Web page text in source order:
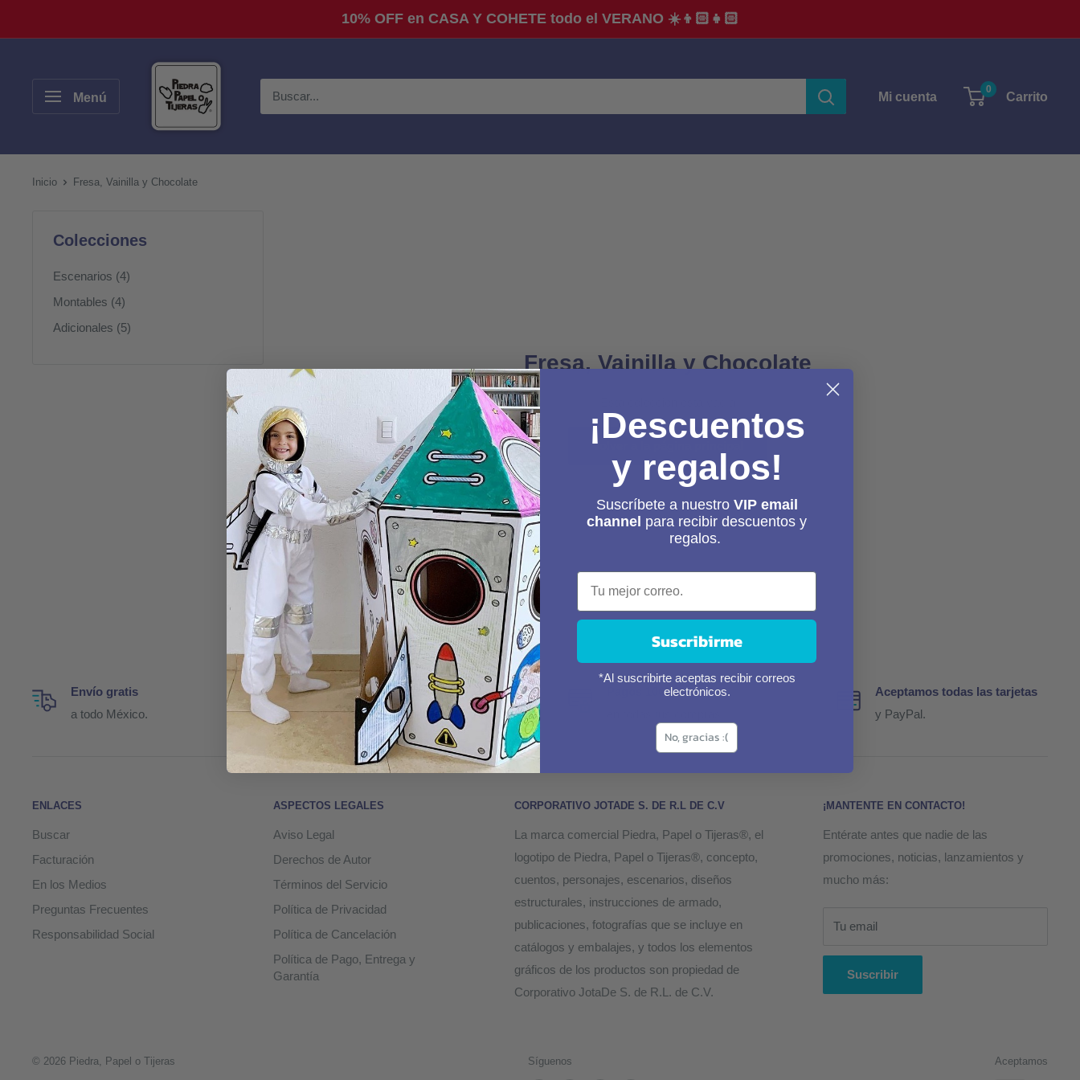
10% OFF en CASA Y COHETE todo el VERANO ☀️👦🏻👧🏻
Menú
Piedra,
Papel
Tijeras
Mi cuenta
0
Carrito
Inicio Fresa, Vainilla y Chocolate
Colecciones
Escenarios (4)
Montables (4)
Adicionales (5)
Fresa, Vainilla y Chocolate
Volver a la página principal
Envío gratis
a todo México.
Entrega segura
de 2 a 7 días hábiles.
Pagos 100% seguros
Aceptamos todas las tarjetas
y PayPal.
ENLACES
Buscar
Facturación
En los Medios
Preguntas Frecuentes
Responsabilidad Social
ASPECTOS LEGALES
Aviso Legal
Derechos de Autor
Términos del Servicio
Política de Privacidad
Política de Cancelación
Política de Pago, Entrega y
Garantía
CORPORATIVO JOTADE S. DE R.L DE C.V
La marca comercial Piedra, Papel o Tijeras®, el
logotipo de Piedra, Papel o Tijeras®, concepto,
cuentos, personajes, escenarios, diseños
estructurales, instrucciones de armado,
publicaciones, fotografías que se incluye en
catálogos y embalajes, y todos los elementos
gráficos de los productos son propiedad de
Corporativo JotaDe S. de R.L. de C.V.
¡MANTENTE EN CONTACTO!
Entérate antes que nadie de las
promociones, noticias, lanzamientos y
mucho más:
Tu email
Suscribir
© 2026 Piedra, Papel o Tijeras Síguenos Aceptamos
¡Descuentos
y regalos!
Suscríbete a nuestro VIP email
channel para recibir descuentos y
regalos.
Suscribirme
*Al suscribirte aceptas recibir correos
electrónicos.
No, gracias :(